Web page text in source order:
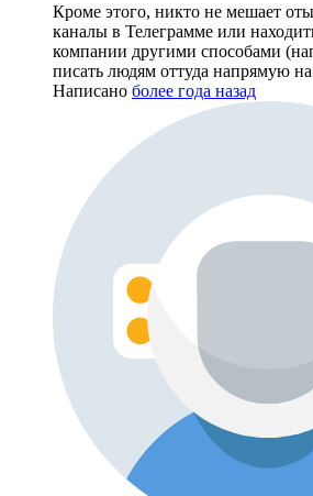
Кроме этого, никто не мешает
каналы в Телеграмме или
компании другими способами
писать людям оттуда напрямую
Написано более года назад